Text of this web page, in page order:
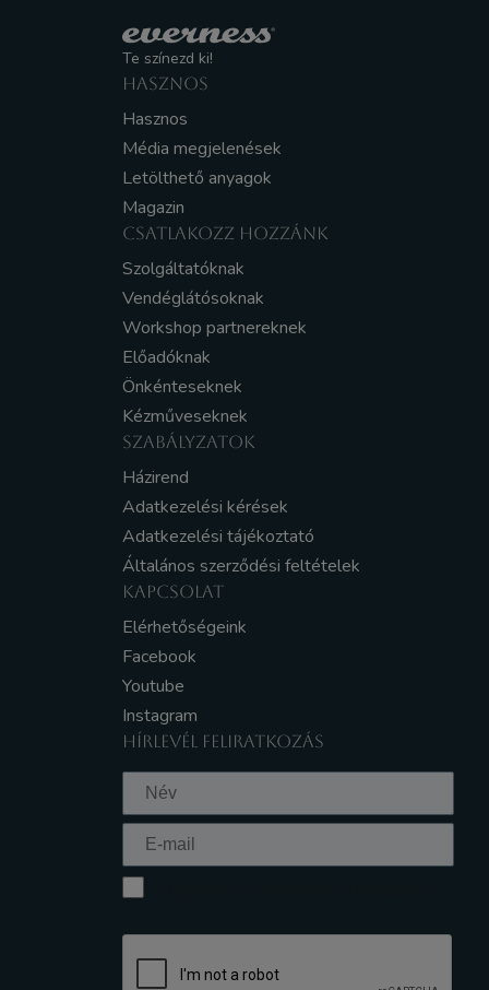
Te színezd ki!
HASZNOS
Hasznos
Média megjelenések
Letölthető anyagok
Magazin
CSATLAKOZZ HOZZÁNK
Szolgáltatóknak
Vendéglátósoknak
Workshop partnereknek
Előadóknak
Önkénteseknek
Kézműveseknek
SZABÁLYZATOK
Házirend
Adatkezelési kérések
Adatkezelési tájékoztató
Általános szerződési feltételek
KAPCSOLAT
Elérhetőségeink
Facebook
Youtube
Instagram
HÍRLEVÉL FELIRATKOZÁS